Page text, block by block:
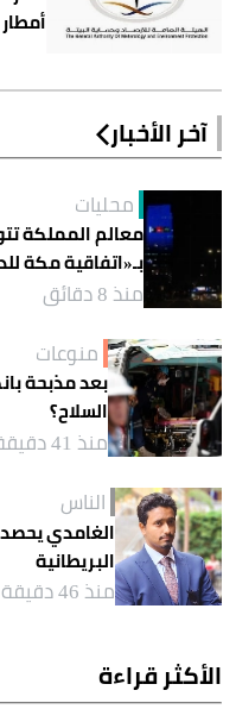
آخر الأخبار
محليات
معالم المملكة
بـ«اتفاقية مكة
منذ 8 دقائق
منوعات
بعد مذبحة
السلاح؟
منذ 41 دقيقة
الناس
الغامدي
البريطانية
منذ 46 دقيقة
الأكثر قراءة